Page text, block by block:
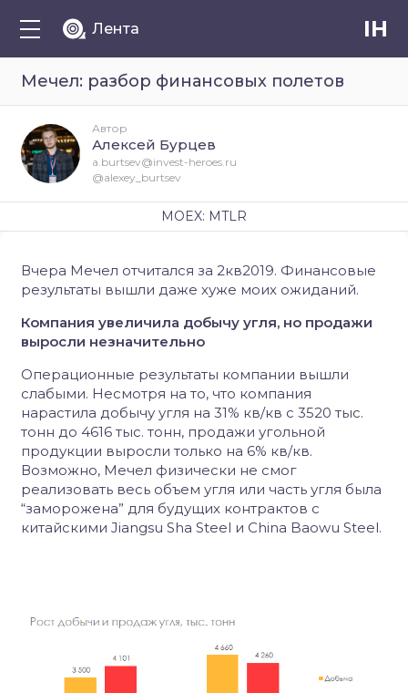
Лента IH
Мечел: разбор финансовых полетов
Вчера Мечел отчитался за 2кв2019. Финансовые
результаты вышли даже хуже моих ожиданий.
Компания увеличила добычу угля, но продажи
выросли незначительно
Операционные результаты компании вышли
слабыми. Несмотря на то, что компания
нарастила добычу угля на 31% кв/кв с 3520 тыс.
тонн до 4616 тыс. тонн, продажи угольной
продукции выросли только на 6% кв/кв.
Возможно, Мечел физически не смог
реализовать весь объем угля или часть угля была
“заморожена” для будущих контрактов с
китайскими Jiangsu Sha Steel и China Baowu Steel.
Автор
Алексей Бурцев
a.burtsev@invest-heroes.ru
@alexey_burtsev
MOEX: MTLR